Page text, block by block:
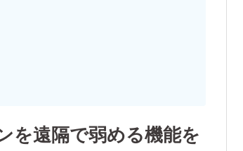
を遠隔で弱める機能を